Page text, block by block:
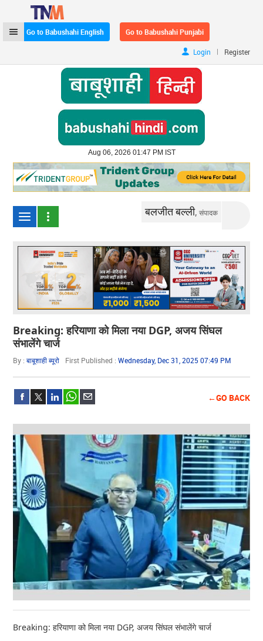
Go to Babushahi English Go to Babushahi Punjabi
Login | Register
Aug 06, 2026 01:47 PM IST
बलजीत बल्ली,संपादक
Breaking: हरियाणा को मिला नया DGP, अजय सिंघल
संभालेंगे चार्ज
By :बाबूशाही ब्यूरो First Published :Wednesday, Dec 31, 2025 07:49 PM
←GO BACK
Breaking: हरियाणा को मिला नया DGP, अजय सिंघल संभालेंगे चार्ज